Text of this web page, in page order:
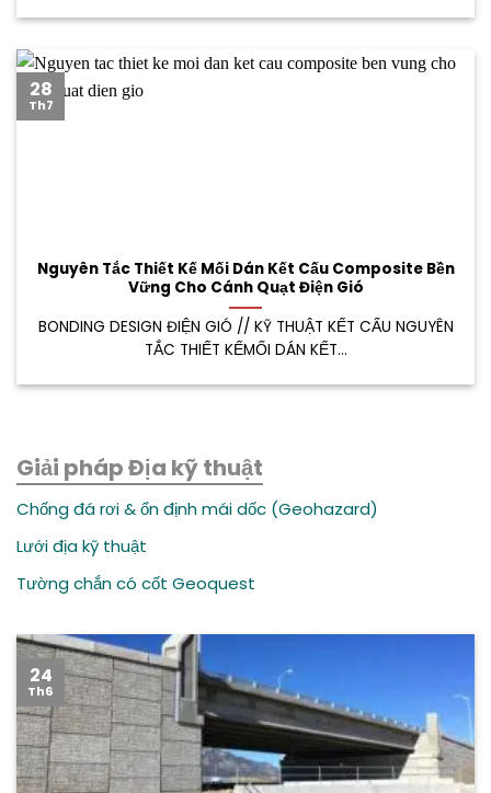
Nguyên Tắc Thiết Kế Mối Dán Kết Cấu Composite Bền
Vững Cho Cánh Quạt Điện Gió
BONDING DESIGN ĐIỆN GIÓ // KỸ THUẬT KẾT CẤU NGUYÊN
TẮC THIẾT KẾMỐI DÁN KẾT...
28
Th7
Giải pháp Địa kỹ thuật
Chống đá rơi & ổn định mái dốc (Geohazard)
Lưới địa kỹ thuật
Tường chắn có cốt Geoquest
24
Th6